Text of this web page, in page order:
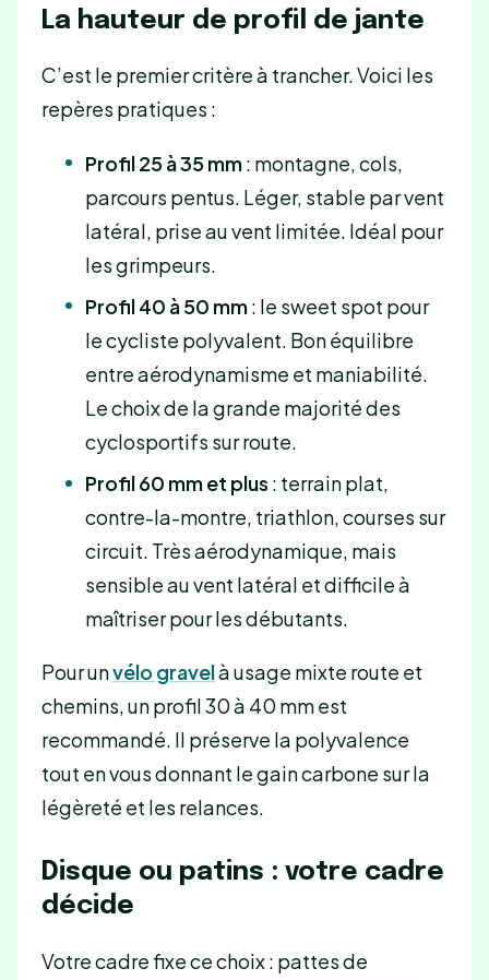
La hauteur de profil de jante
C’est le premier critère à trancher. Voici les
repères pratiques :
Profil 25 à 35 mm: montagne, cols,
parcours pentus. Léger, stable par vent
latéral, prise au vent limitée. Idéal pour
les grimpeurs.
Profil 40 à 50 mm: le sweet spot pour
le cycliste polyvalent. Bon équilibre
entre aérodynamisme et maniabilité.
Le choix de la grande majorité des
cyclosportifs sur route.
Profil 60 mm et plus : terrain plat,
contre-la-montre, triathlon, courses sur
circuit. Très aérodynamique, mais
sensible au vent latéral et difficile à
maîtriser pour les débutants.
Pour unvélo gravelà usage mixte route et
chemins, un profil 30 à 40 mm est
recommandé. Il préserve la polyvalence
tout en vous donnant le gain carbone sur la
légèreté et les relances.
Disque ou patins : votre cadre
décide
Votre cadre fixe ce choix : pattes de